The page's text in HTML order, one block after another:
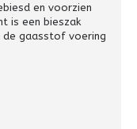
en voorzien
is een bieszak
de gaasstof voering